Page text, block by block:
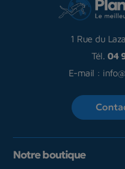
1 Rue du
Tél. 04
E-mail :
Notre boutique